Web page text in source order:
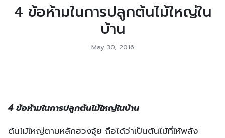
4 ข้อห้ามในการปลูกต้นไม้ใหญ่ใน
บ้าน
May 30, 2016
4 ข้อห้ามในการปลูกต้นไม้ใหญ่ในบ้าน
ต้นไม้ใหญ่ตามหลักฮวงจุ้ย ถือได้ว่าเป็นต้นไม้ที่ให้พลัง